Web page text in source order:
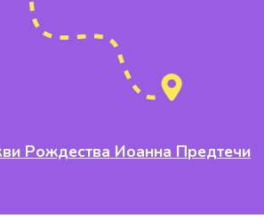
Рождества Иоанна Предтечи